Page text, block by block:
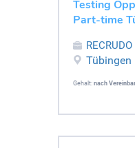
Testing
Part-time
Tübingen
Gehalt: nach